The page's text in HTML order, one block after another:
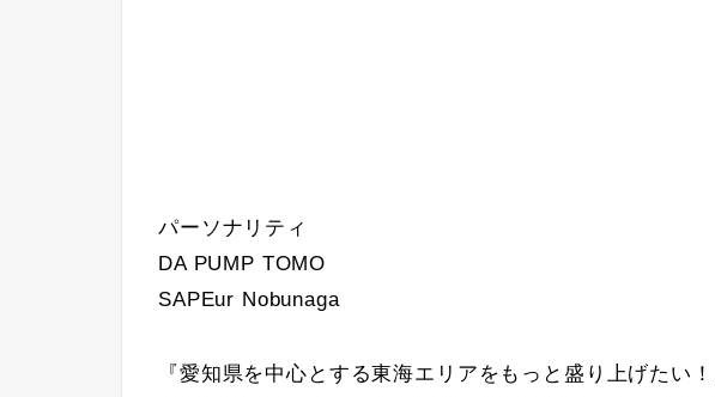
パーソナリティ
DA PUMP TOMO
SAPEur Nobunaga
『愛知県を中心とする東海エリアをもっと盛り上げたい！